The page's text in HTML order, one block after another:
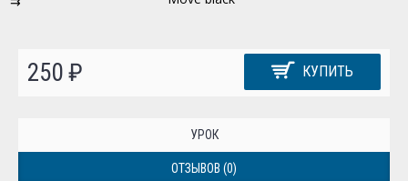
250 ₽ КУПИТЬ
УРОК
ОТЗЫВОВ (0)